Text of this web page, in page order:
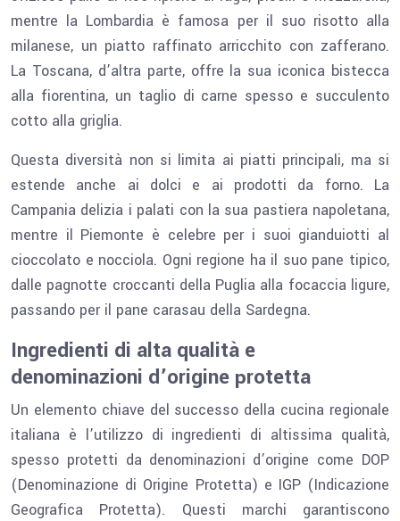
mentre la Lombardia è famosa per il suo risotto alla
milanese, un piatto raffinato arricchito con zafferano.
La Toscana, d’altra parte, offre la sua iconica bistecca
alla fiorentina, un taglio di carne spesso e succulento
cotto alla griglia.
Questa diversità non si limita ai piatti principali, ma si
estende anche ai dolci e ai prodotti da forno. La
Campania delizia i palati con la sua pastiera napoletana,
mentre il Piemonte è celebre per i suoi gianduiotti al
cioccolato e nocciola. Ogni regione ha il suo pane tipico,
dalle pagnotte croccanti della Puglia alla focaccia ligure,
passando per il pane carasau della Sardegna.
Ingredienti di alta qualità e
denominazioni d’origine protetta
Un elemento chiave del successo della cucina regionale
italiana è l’utilizzo di ingredienti di altissima qualità,
spesso protetti da denominazioni d’origine come DOP
(Denominazione di Origine Protetta) e IGP (Indicazione
Geografica Protetta). Questi marchi garantiscono